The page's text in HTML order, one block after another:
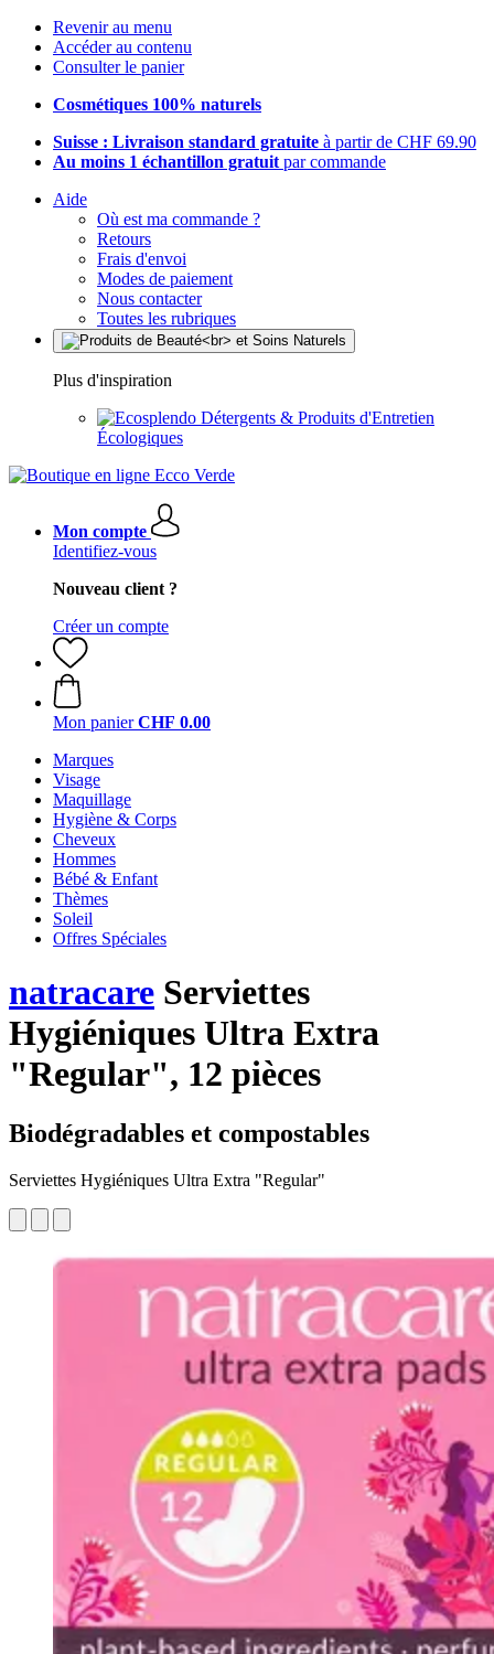
Revenir au menu
Accéder au contenu
Consulter le panier
Cosmétiques 100% naturels
Suisse : Livraison standard gratuite à partir de CHF 69.90
Au moins 1 échantillon gratuit par commande
Aide
Où est ma commande ?
Retours
Frais d'envoi
Modes de paiement
Nous contacter
Toutes les rubriques
Plus d'inspiration
Détergents & Produits d'Entretien
Écologiques
Mon compte
Identifiez-vous
Nouveau client ?
Créer un compte
Mon panier CHF 0.00
Marques
Visage
Maquillage
Hygiène & Corps
Cheveux
Hommes
Bébé & Enfant
Thèmes
Soleil
Offres Spéciales
natracare Serviettes
Hygiéniques Ultra Extra
"Regular", 12 pièces
Biodégradables et compostables
Serviettes Hygiéniques Ultra Extra "Regular"